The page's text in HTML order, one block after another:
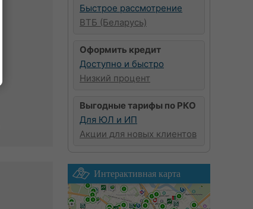
Быстрое рассмотрение
ВТБ (Беларусь)
Оформить кредит
Доступно и быстро
Низкий процент
Выгодные тарифы по РКО
Для ЮЛ и ИП
Акции для новых клиентов
Интерактивная карта